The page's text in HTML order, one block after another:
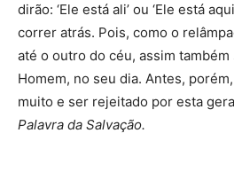
dirão: ‘Ele está ali’ ou ‘Ele está
correr atrás. Pois, como o
até o outro do céu, assim também
Homem, no seu dia. Antes,
muito e ser rejeitado por esta
Palavra da Salvação.